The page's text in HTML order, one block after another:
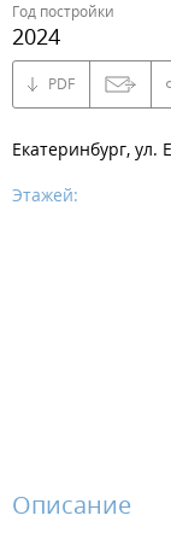
Год постройки
2024
PDF
Екатеринбург, ул.
Этажей:
Описание